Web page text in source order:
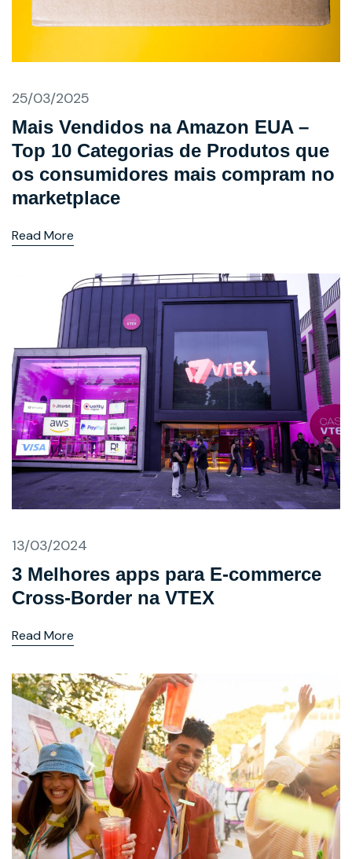
25/03/2025
Mais Vendidos na Amazon EUA –
Top 10 Categorias de Produtos que
os consumidores mais compram no
marketplace
Read More
13/03/2024
3 Melhores apps para E-commerce
Cross-Border na VTEX
Read More